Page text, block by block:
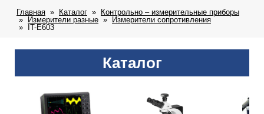
Главная Каталог
Контрольно – измерительные приборы
Измерители разные
Измерители сопротивления
IT-E603
Каталог